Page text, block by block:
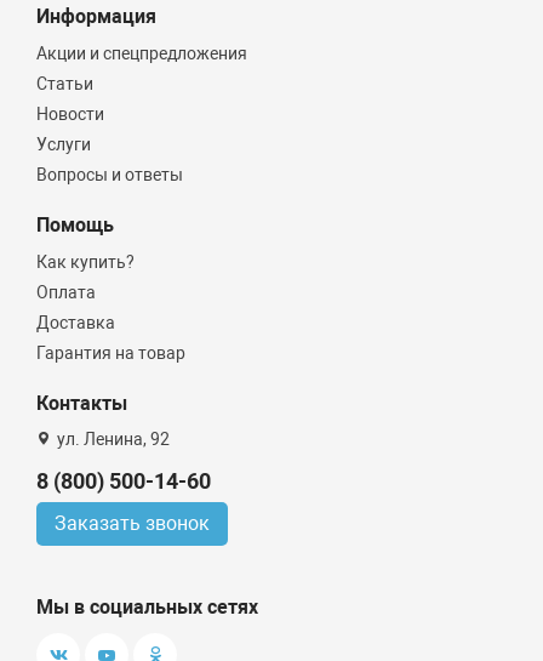
Информация
Акции и спецпредложения
Статьи
Новости
Услуги
Вопросы и ответы
Помощь
Как купить?
Оплата
Доставка
Гарантия на товар
Контакты
ул. Ленина, 92
8 (800) 500-14-60
Заказать звонок
Мы в социальных сетях